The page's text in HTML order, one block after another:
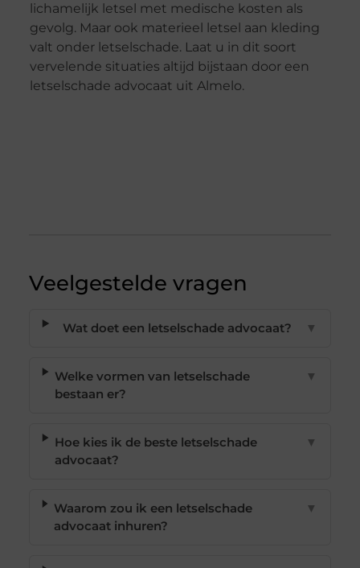
lichamelijk letsel met medische kosten als
gevolg. Maar ook materieel letsel aan kleding
valt onder letselschade. Laat u in dit soort
vervelende situaties altijd bijstaan door een
letselschade advocaat uit Almelo.
Veelgestelde vragen
Wat doet een letselschade advocaat? ▼
Welke vormen van letselschade
bestaan er?
▼
Hoe kies ik de beste letselschade
advocaat?
▼
Waarom zou ik een letselschade
advocaat inhuren?
▼